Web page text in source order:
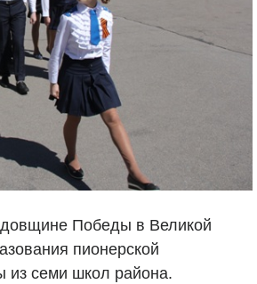
Победы в Великой
пионерской
из семи школ района.